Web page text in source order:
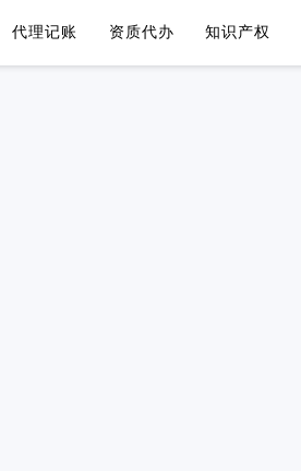
代理记账 资质代办 知识产权